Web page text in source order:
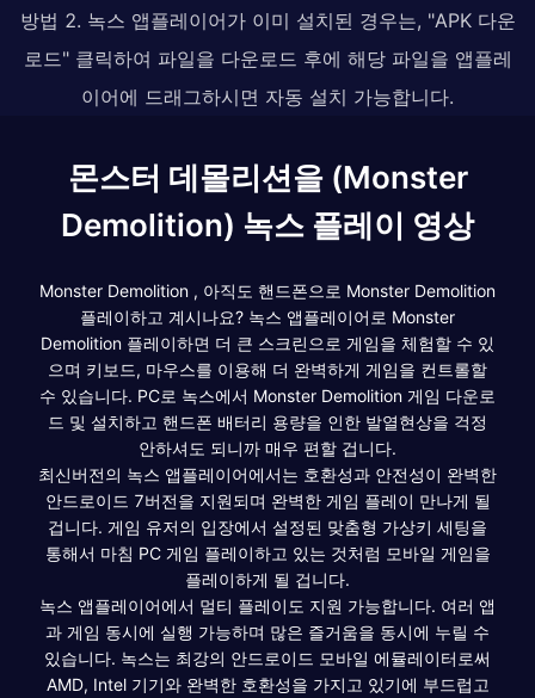
방법 2. 녹스 앱플레이어가 이미 설치된 경우는, "APK 다운
로드" 클릭하여 파일을 다운로드 후에 해당 파일을 앱플레
이어에 드래그하시면 자동 설치 가능합니다.
몬스터 데몰리션을 (Monster
Demolition) 녹스 플레이 영상
Monster Demolition , 아직도 핸드폰으로 Monster Demolition
플레이하고 계시나요? 녹스 앱플레이어로 Monster
Demolition 플레이하면 더 큰 스크린으로 게임을 체험할 수 있
으며 키보드, 마우스를 이용해 더 완벽하게 게임을 컨트롤할
수 있습니다. PC로 녹스에서 Monster Demolition 게임 다운로
드 및 설치하고 핸드폰 배터리 용량을 인한 발열현상을 걱정
안하셔도 되니까 매우 편할 겁니다.
최신버전의 녹스 앱플레이어에서는 호환성과 안전성이 완벽한
안드로이드 7버전을 지원되며 완벽한 게임 플레이 만나게 될
겁니다. 게임 유저의 입장에서 설정된 맞춤형 가상키 세팅을
통해서 마침 PC 게임 플레이하고 있는 것처럼 모바일 게임을
플레이하게 될 겁니다.
녹스 앱플레이어에서 멀티 플레이도 지원 가능합니다. 여러 앱
과 게임 동시에 실행 가능하며 많은 즐거움을 동시에 누릴 수
있습니다. 녹스는 최강의 안드로이드 모바일 에뮬레이터로써
AMD, Intel 기기와 완벽한 호환성을 가지고 있기에 부드럽고